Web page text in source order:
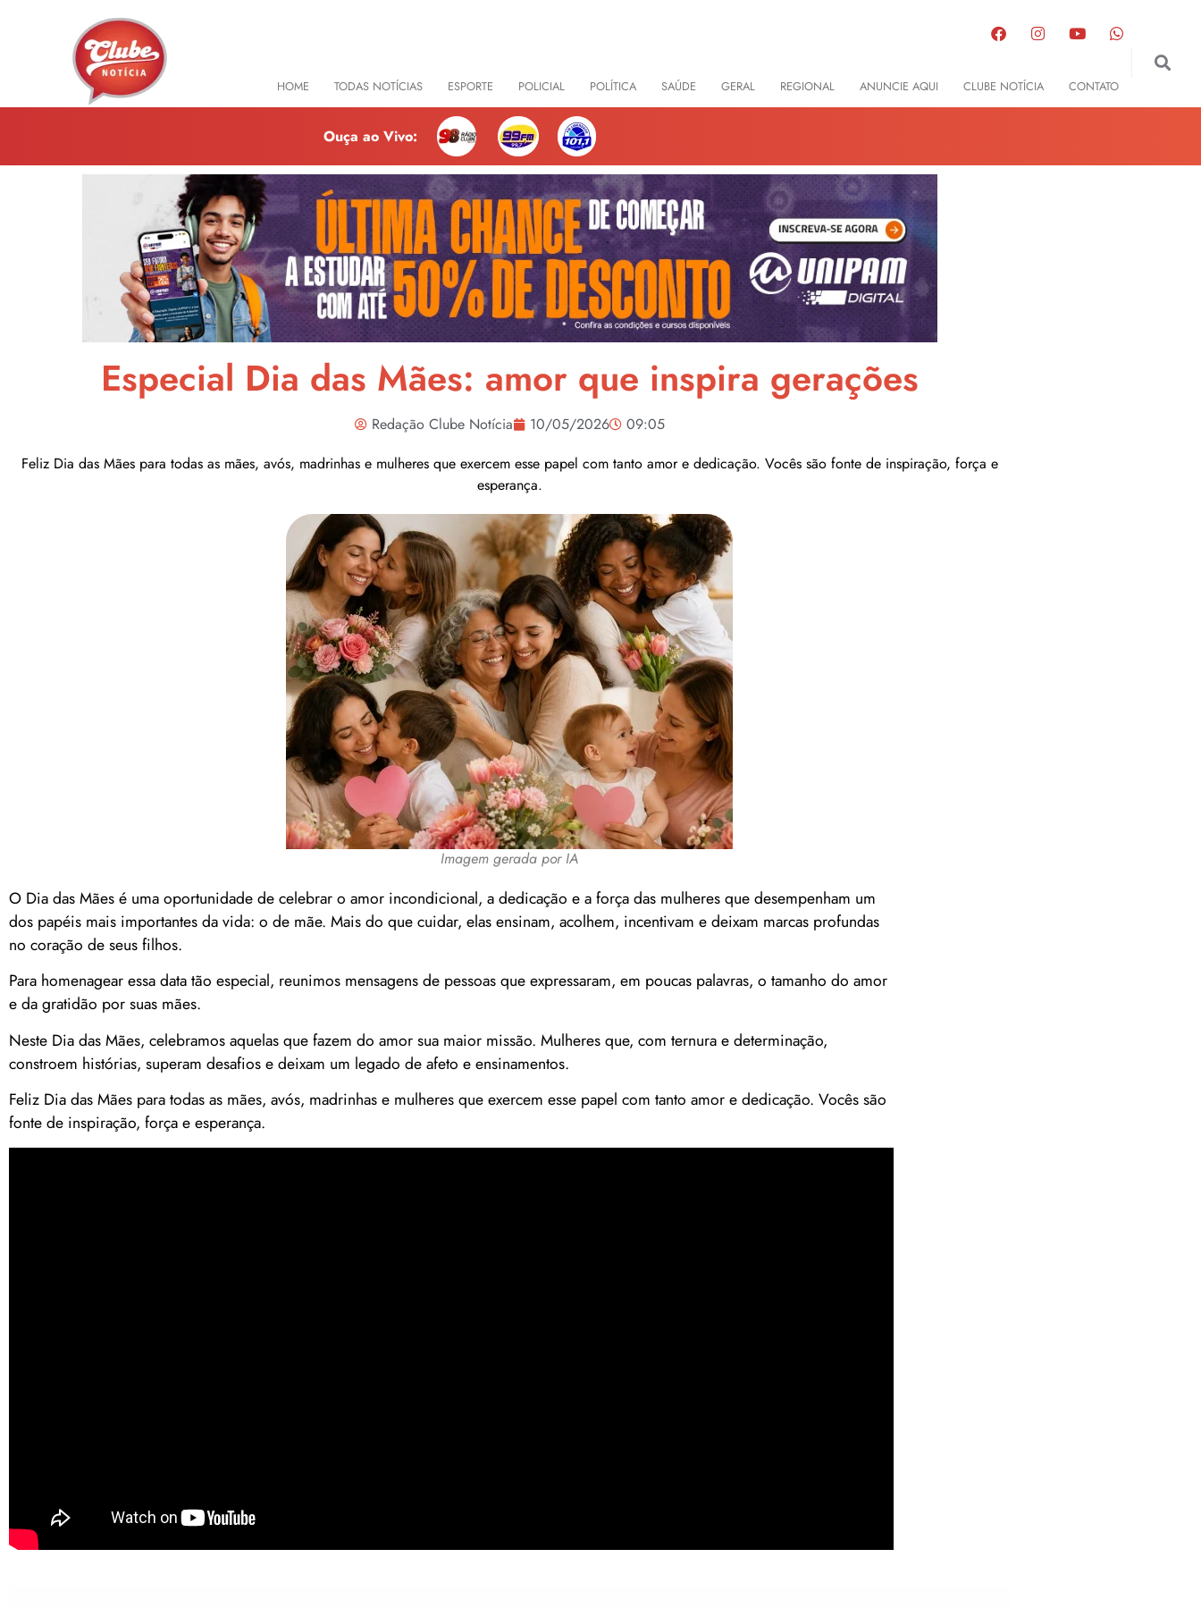
HOME TODAS NOTÍCIAS ESPORTE POLICIAL POLÍTICA SAÚDE GERAL REGIONAL ANUNCIE AQUI CLUBE NOTÍCIA CONTATO
Ouça ao Vivo:
Especial Dia das Mães: amor que inspira gerações
Redação Clube Notícia 10/05/2026
09:05
Feliz Dia das Mães para todas as mães, avós, madrinhas e mulheres que exercem esse papel com tanto amor e dedicação. Vocês são fonte de inspiração, força e
esperança.
Imagem gerada por IA
O Dia das Mães é uma oportunidade de celebrar o amor incondicional, a dedicação e a força das mulheres que desempenham um
dos papéis mais importantes da vida: o de mãe. Mais do que cuidar, elas ensinam, acolhem, incentivam e deixam marcas profundas
no coração de seus filhos.
Para homenagear essa data tão especial, reunimos mensagens de pessoas que expressaram, em poucas palavras, o tamanho do amor
e da gratidão por suas mães.
Neste Dia das Mães, celebramos aquelas que fazem do amor sua maior missão. Mulheres que, com ternura e determinação,
constroem histórias, superam desafios e deixam um legado de afeto e ensinamentos.
Feliz Dia das Mães para todas as mães, avós, madrinhas e mulheres que exercem esse papel com tanto amor e dedicação. Vocês são
fonte de inspiração, força e esperança.